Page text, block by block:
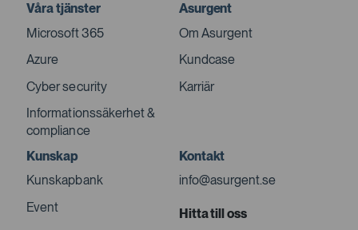
Våra tjänster
Microsoft 365
Azure
Cyber security
Informationssäkerhet &
compliance
Asurgent
Om Asurgent
Kundcase
Karriär
Kunskap
Kunskapbank
Event
Kontakt
info@asurgent.se
Hitta till oss